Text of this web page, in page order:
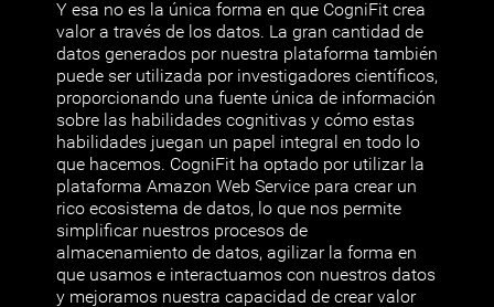
Y esa no es la única forma en que CogniFit crea
valor a través de los datos. La gran cantidad de
datos generados por nuestra plataforma también
puede ser utilizada por investigadores científicos,
proporcionando una fuente única de información
sobre las habilidades cognitivas y cómo estas
habilidades juegan un papel integral en todo lo
que hacemos. CogniFit ha optado por utilizar la
plataforma Amazon Web Service para crear un
rico ecosistema de datos, lo que nos permite
simplificar nuestros procesos de
almacenamiento de datos, agilizar la forma en
que usamos e interactuamos con nuestros datos
y mejoramos nuestra capacidad de crear valor